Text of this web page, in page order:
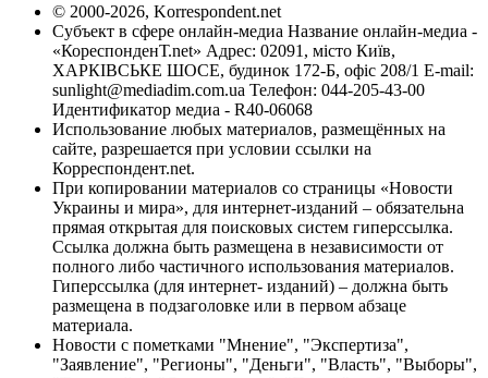
© 2000-2026, Korrespondent.net
Субъект в сфере онлайн-медиа Название онлайн-медиа -
«КореспонденТ.net» Адрес: 02091, місто Київ,
ХАРКІВСЬКЕ ШОСЕ, будинок 172-Б, офіс 208/1 E-mail:
sunlight@mediadim.com.ua Телефон: 044-205-43-00
Идентификатор медиа - R40-06068
Использование любых материалов, размещённых на
сайте, разрешается при условии ссылки на
Корреспондент.net.
При копировании материалов со страницы «Новости
Украины и мира», для интернет-изданий – обязательна
прямая открытая для поисковых систем гиперссылка.
Ссылка должна быть размещена в независимости от
полного либо частичного использования материалов.
Гиперссылка (для интернет- изданий) – должна быть
размещена в подзаголовке или в первом абзаце
материала.
Новости с пометками "Мнение", "Экспертиза",
"Заявление", "Регионы", "Деньги", "Власть", "Выборы",